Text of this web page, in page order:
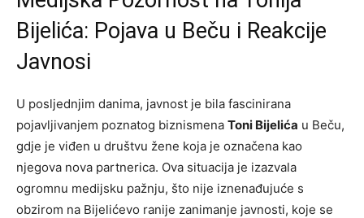
Bijelića: Pojava u Beču i Reakcije
Javnosi
U posljednjim danima, javnost je bila fascinirana
pojavljivanjem poznatog biznismena Toni Bijelića u Beču,
gdje je viđen u društvu žene koja je označena kao
njegova nova partnerica. Ova situacija je izazvala
ogromnu medijsku pažnju, što nije iznenađujuće s
obzirom na Bijelićevo ranije zanimanje javnosti, koje se